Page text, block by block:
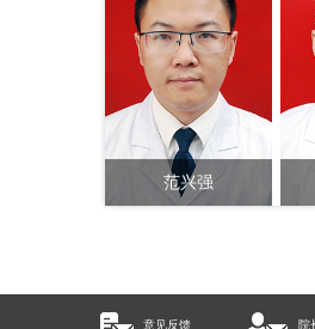
范兴强
意见反馈 院